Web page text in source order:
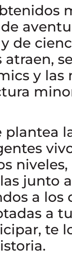
de
y las
plantea
junto
a los
a
te